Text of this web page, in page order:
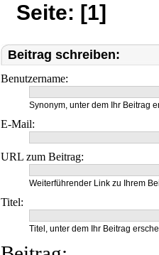
Seite: [1]
Beitrag schreiben:
Benutzername:
Synonym, unter dem Ihr Beitrag
E-Mail:
URL zum Beitrag:
Weiterführender Link zu Ihrem
Titel:
Titel, unter dem Ihr Beitrag